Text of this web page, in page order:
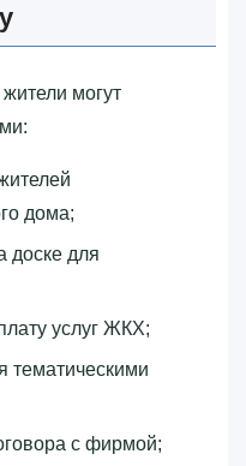
могут
дома;
доске для
услуг ЖКХ;
тематическими
с фирмой;